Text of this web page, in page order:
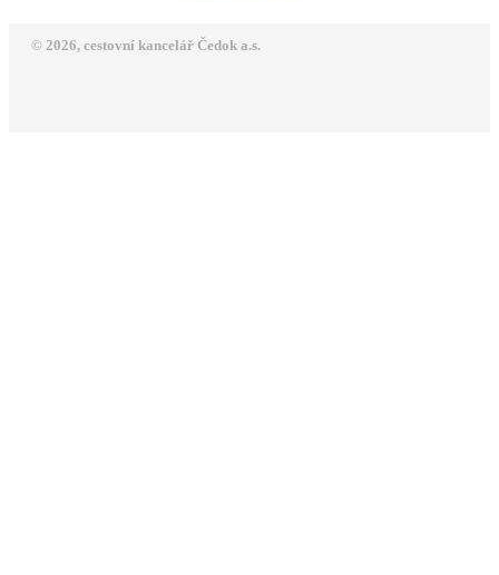
© 2026, cestovní kancelář Čedok a.s.